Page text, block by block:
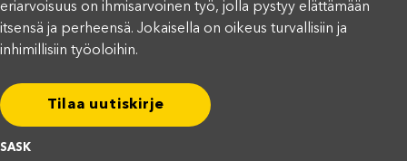
eriarvoisuus on ihmisarvoinen työ, jolla pystyy elättämään
itsensä ja perheensä. Jokaisella on oikeus turvallisiin ja
inhimillisiin työoloihin.
Tilaa uutiskirje
SASK